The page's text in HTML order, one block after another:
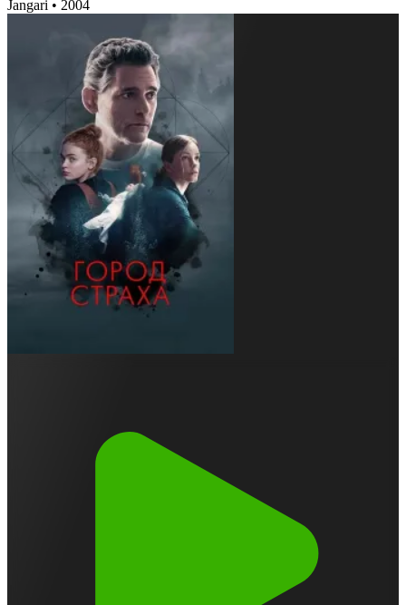
Jangari • 2004